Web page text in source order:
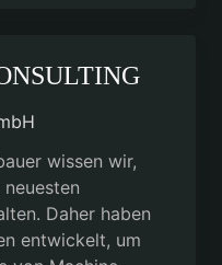
wissen wir,
Daher haben
entwickelt, um